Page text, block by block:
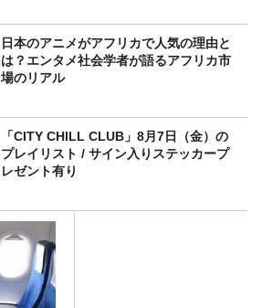
日本のアニメがアフリカで人気の理由と
は？エンタメ社会学者が語るアフリカ市
場のリアル
「CITY CHILL CLUB」8月7日（金）の
プレイリスト / サイン入りステッカープ
レゼント有り